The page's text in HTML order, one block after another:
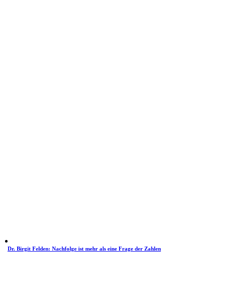
Dr. Birgit Felden: Nachfolge ist mehr als eine Frage der Zahlen